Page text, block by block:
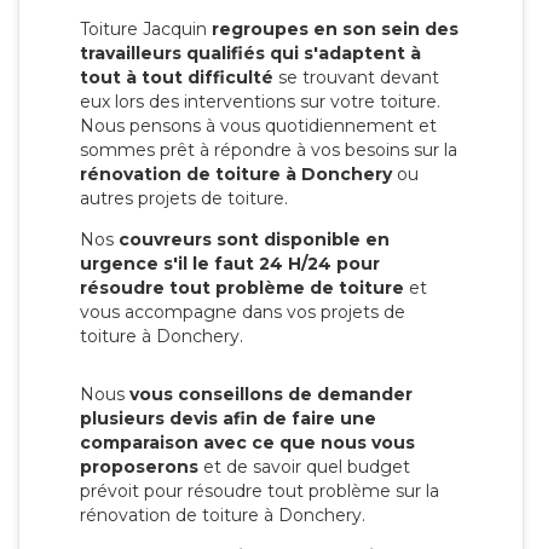
Toiture Jacquin regroupes en son sein des
travailleurs qualifiés qui s'adaptent à
tout à tout difficulté se trouvant devant
eux lors des interventions sur votre toiture.
Nous pensons à vous quotidiennement et
sommes prêt à répondre à vos besoins sur la
rénovation de toiture à Doncheryou
autres projets de toiture.
Nos couvreurs sont disponible en
urgence s'il le faut 24 H/24 pour
résoudre tout problème de toiture et
vous accompagne dans vos projets de
toiture à Donchery.
Nous vous conseillons de demander
plusieurs devis afin de faire une
comparaison avec ce que nous vous
proposerons et de savoir quel budget
prévoit pour résoudre tout problème sur la
rénovation de toiture à Donchery.